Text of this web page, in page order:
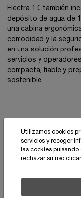
Electra 1.0 también
depósito de agua de
una cabina
comodidad y la
en una solución
servicios y
compacta, fiable y
sostenible.
Utilizamos cookies
servicios y recoger
las cookies pulsando
rechazar su uso